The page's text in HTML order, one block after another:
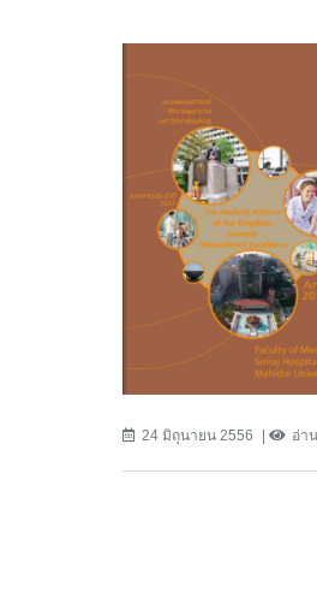
24 มิถุนายน 2556 อ่า